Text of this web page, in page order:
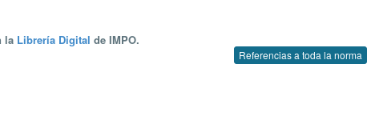
la Librería Digital de IMPO.
Referencias a toda la norma